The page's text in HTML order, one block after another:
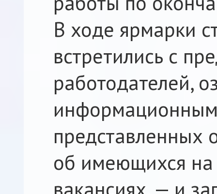
В ходе ярмарки
встретились с
работодателей,
представленных
об имеющихся на